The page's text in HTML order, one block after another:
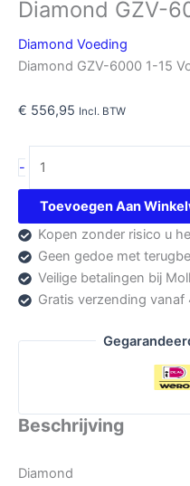
Diamond GZV-
Diamond Voeding
Diamond GZV-6000 1-15
€ 556,95 Incl. BTW
-
GZV-
6000
aantal
Toevoegen Aan
Kopen zonder risico u
Geen gedoe met
Veilige betalingen bij
Gratis verzending
Beschrijving
Diamond